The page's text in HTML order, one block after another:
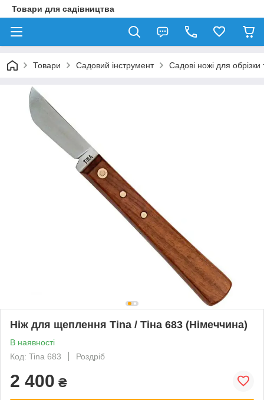
Товари для садівництва
Товари Садовий інструмент Садові ножі для
Ніж для щеплення Tina / Тіна 683 (Німеччина)
В наявності
Код: Tina 683
Роздріб
2 400 ₴